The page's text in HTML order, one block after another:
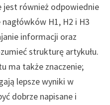
jest również odpowiednie
H1, H2 i H3
informacji oraz
strukturę artykułu.
ma także znaczenie;
lepsze wyniki w
dobrze napisane i